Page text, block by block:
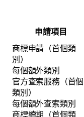
申請項目
商標申請（首個類
別）
每個額外類別
官方查索服務（首個
類別）
每個額外查索類別
商標續期（首個類